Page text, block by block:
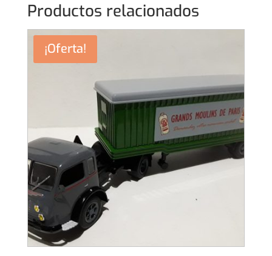
Productos relacionados
¡Oferta!